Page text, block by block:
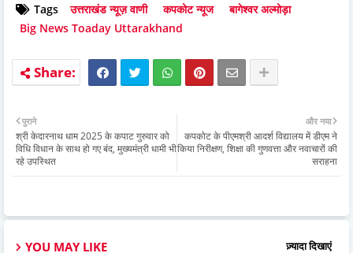
Tags उत्तराखंड न्यूज़ वाणी कपकोट न्यूज
बागेश्वर अल्मोड़ा
Big News Toaday Uttarakhand
और नया
कपकोट के पीएमश्री आदर्श विद्यालय में डीएम ने
किया निरीक्षण, शिक्षा की गुणवत्ता और नवाचारों की
सराहना
पुराने
श्री केदारनाथ धाम 2025 के कपाट गुरुवार को
विधि विधान के साथ हो गए बंद, मुख्यमंत्री धामी भी
रहे उपस्थित
YOU MAY LIKE ज़्यादा दिखाएं